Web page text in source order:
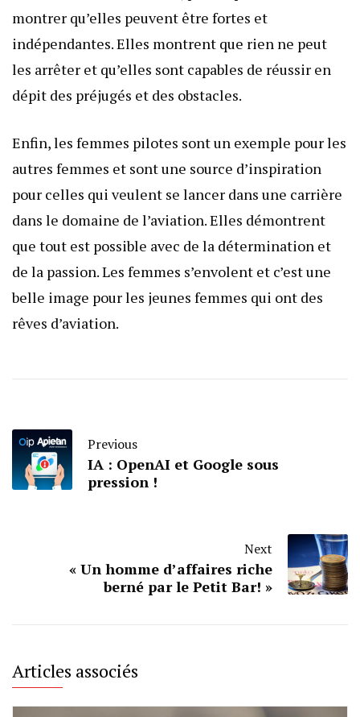
montrer qu’elles peuvent être fortes et
indépendantes. Elles montrent que rien ne peut
les arrêter et qu’elles sont capables de réussir en
dépit des préjugés et des obstacles.
Enfin, les femmes pilotes sont un exemple pour les
autres femmes et sont une source d’inspiration
pour celles qui veulent se lancer dans une carrière
dans le domaine de l’aviation. Elles démontrent
que tout est possible avec de la détermination et
de la passion. Les femmes s’envolent et c’est une
belle image pour les jeunes femmes qui ont des
rêves d’aviation.
Previous
IA : OpenAI et Google sous
pression !
Next
« Un homme d’affaires riche
berné par le Petit Bar! »
Articles associés